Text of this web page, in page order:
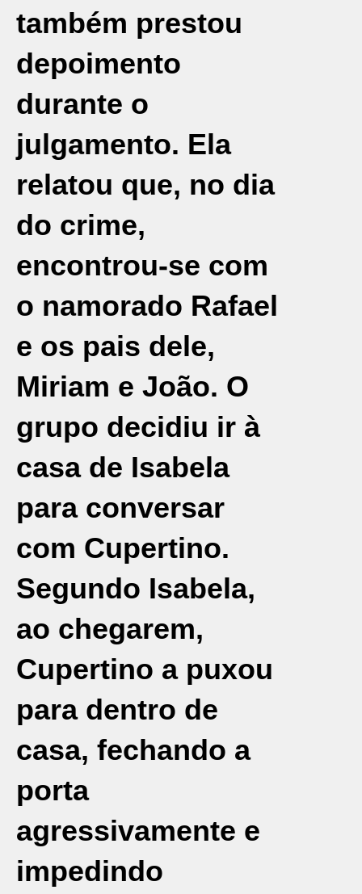
também prestou
depoimento
durante o
julgamento. Ela
relatou que, no dia
do crime,
encontrou-se com
o namorado Rafael
e os pais dele,
Miriam e João. O
grupo decidiu ir à
casa de Isabela
para conversar
com Cupertino.
Segundo Isabela,
ao chegarem,
Cupertino a puxou
para dentro de
casa, fechando a
porta
agressivamente e
impedindo